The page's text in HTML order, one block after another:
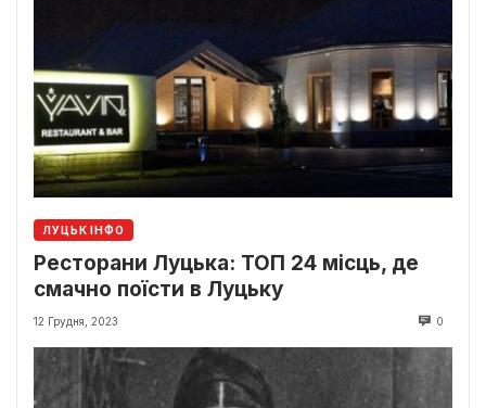
ЛУЦЬК ІНФО
Ресторани Луцька: ТОП 24 місць, де
смачно поїсти в Луцьку
12 Грудня, 2023 0